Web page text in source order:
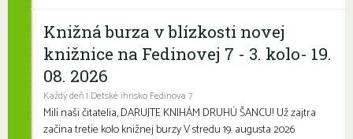
Knižná burza v blízkosti novej
knižnice na Fedinovej 7 - 3. kolo- 19.
08. 2026
Každý deň | Detské ihrisko Fedinova 7
Milí naši čitatelia, DARUJTE KNIHÁM DRUHÚ ŠANCU! Už zajtra
začína tretie kolo knižnej burzy V stredu 19. augusta 2026